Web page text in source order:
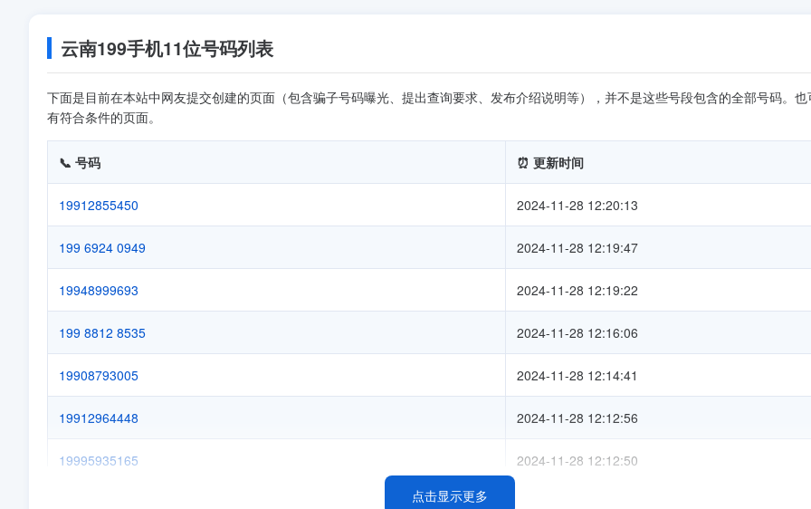
云南199手机11位号码列表
下面是目前在本站中网友提交创建的页面（包含骗子号码曝光、提出查询要求、发布介绍说明等），并不是这些号段包含的全部号码。
有符合条件的页面。
📞 号码 ⏰ 更新时间
19912855450 2024-11-28 12:20:13
199 6924 0949 2024-11-28 12:19:47
19948999693 2024-11-28 12:19:22
199 8812 8535 2024-11-28 12:16:06
19908793005 2024-11-28 12:14:41
19912964448 2024-11-28 12:12:56
19995935165 2024-11-28 12:12:50
点击显示更多